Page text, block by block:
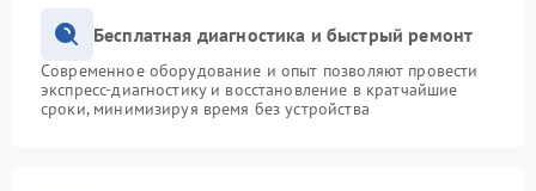
Бесплатная диагностика и быстрый ремонт
Современное оборудование и опыт позволяют провести
экспресс-диагностику и восстановление в кратчайшие
сроки, минимизируя время без устройства